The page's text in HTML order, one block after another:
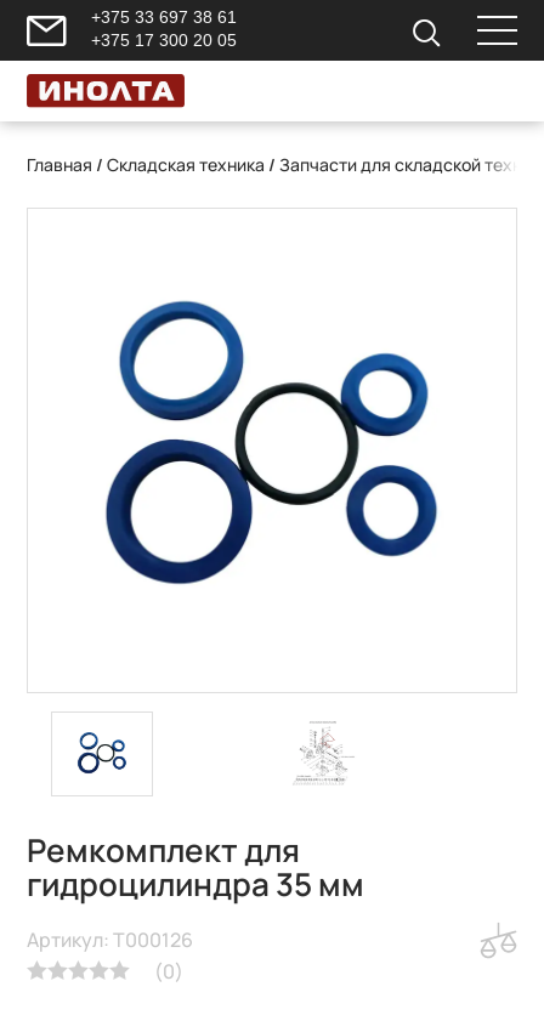
+375 33 697 38 61
+375 17 300 20 05
Главная /Складская техника /Запчасти для складской
Ремкомплект для
гидроцилиндра 35 мм
(0)
Артикул: T000126